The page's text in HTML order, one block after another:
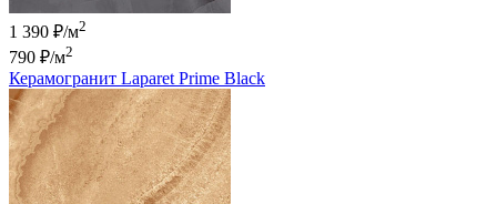
1 390 ₽/м2
790 ₽/м2
Керамогранит Laparet Prime Black